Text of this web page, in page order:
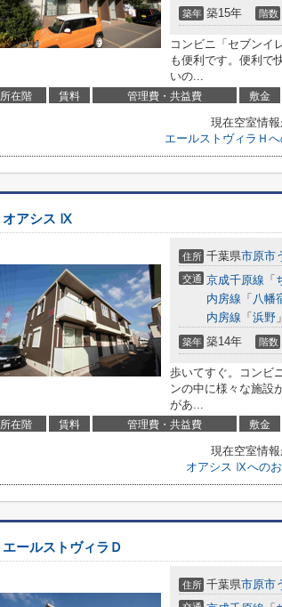
築年 築15年 階数
コンビニ「セブンイ
も便利です。便利で
いの...
所在階 賃料 管理費・共益費 敷金
現在空室情報
エールストヴィラＨ
オアシス Ⅸ
住所 千葉県市原市
交通 京成千原線 「
内房線 「 八幡
内房線 「 浜野
築年 築14年 階数
歩いてすぐ。コンビ
ンの中に様々な施設
があ...
所在階 賃料 管理費・共益費 敷金
現在空室情報
オアシス Ⅸへの
エールストヴィラＤ
住所 千葉県市原市